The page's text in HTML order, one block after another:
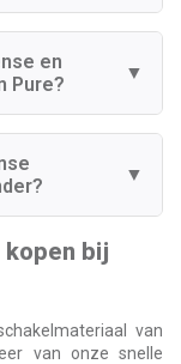
en
Pure?
▼
▼
bij
van
van onze snelle